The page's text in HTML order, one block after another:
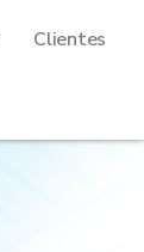
Clientes